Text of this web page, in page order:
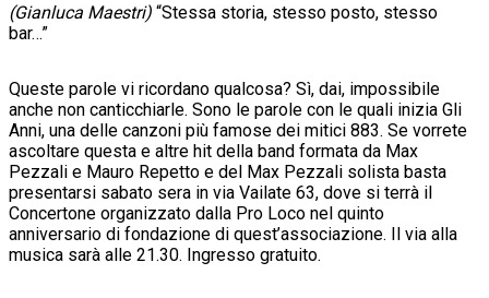
(Gianluca Maestri) “Stessa storia, stesso posto, stesso
bar…”
Queste parole vi ricordano qualcosa? Sì, dai, impossibile
anche non canticchiarle. Sono le parole con le quali inizia Gli
Anni, una delle canzoni più famose dei mitici 883. Se vorrete
ascoltare questa e altre hit della band formata da Max
Pezzali e Mauro Repetto e del Max Pezzali solista basta
presentarsi sabato sera in via Vailate 63, dove si terrà il
Concertone organizzato dalla Pro Loco nel quinto
anniversario di fondazione di quest’associazione. Il via alla
musica sarà alle 21.30. Ingresso gratuito.